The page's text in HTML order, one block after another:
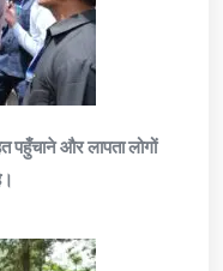
पहुँचाने और लापता लोगों